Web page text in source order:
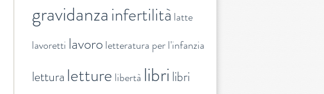
gravidanzainfertilità latte
lavoretti lavoroletteratura per l'infanzia
lettura letture libertà libri libri